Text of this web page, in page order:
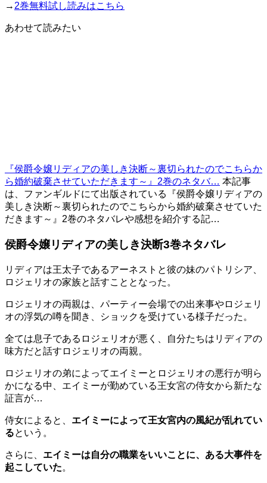
→ 2巻無料試し読みはこちら
あわせて読みたい
『侯爵令嬢リディアの美しき決断～裏切られたのでこちらか
ら婚約破棄させていただきます～』2巻のネタバ… 本記事
は、ファンギルドにて出版されている『侯爵令嬢リディアの
美しき決断～裏切られたのでこちらから婚約破棄させていた
だきます～』2巻のネタバレや感想を紹介する記…
侯爵令嬢リディアの美しき決断3巻ネタバレ
リディアは王太子であるアーネストと彼の妹のパトリシア、
ロジェリオの家族と話すこととなった。
ロジェリオの両親は、パーティー会場での出来事やロジェリ
オの浮気の噂を聞き、ショックを受けている様子だった。
全ては息子であるロジェリオが悪く、自分たちはリディアの
味方だと話すロジェリオの両親。
ロジェリオの弟によってエイミーとロジェリオの悪行が明ら
かになる中、エイミーが勤めている王女宮の侍女から新たな
証言が…
侍女によると、 エイミーによって王女宮内の風紀が乱れてい
るという。
さらに、 エイミーは自分の職業をいいことに、ある大事件を
起こしていた。